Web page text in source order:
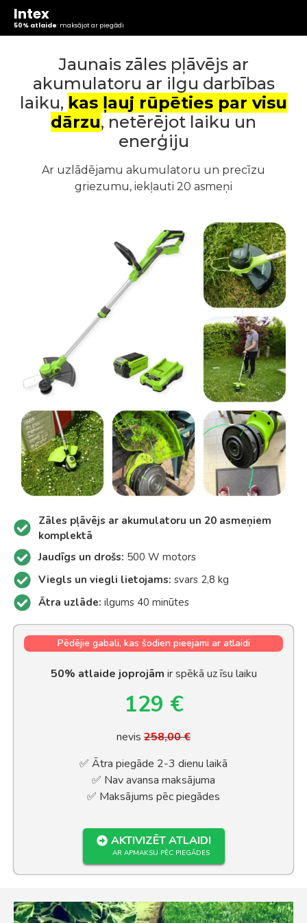
Intex
50% atlaide: maksājot ar piegādi
Jaunais zāles pļāvējs ar
akumulatoru ar ilgu darbības
laiku, kas ļauj rūpēties par visu
dārzu, netērējot laiku un
enerģiju
Ar uzlādējamu akumulatoru un precīzu
griezumu, iekļauti 20 asmeņi
Zāles pļāvējs ar akumulatoru un 20 asmeņiem
komplektā
Jaudīgs un drošs: 500 W motors
Viegls un viegli lietojams: svars 2,8 kg
Ātra uzlāde: ilgums 40 minūtes
Pēdējie gabali, kas šodien pieejami ar atlaidi
50% atlaide joprojām ir spēkā uz īsu laiku
129 €
nevis 258,00 €
✅ Ātra piegāde 2-3 dienu laikā
✅ Nav avansa maksājuma
✅ Maksājums pēc piegādes
AKTIVIZĒT ATLAIDI
AR APMAKSU PĒC PIEGĀDES